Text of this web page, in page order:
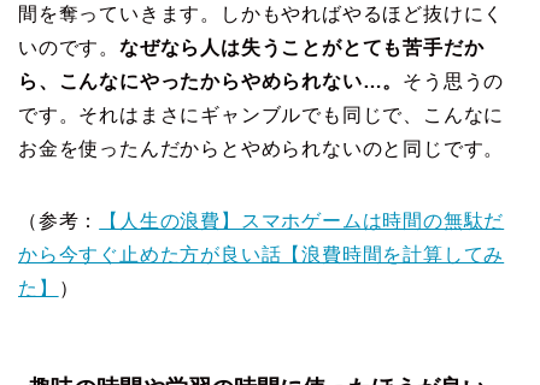
間を奪っていきます。しかもやればやるほど抜けにく
いのです。 なぜなら人は失うことがとても苦手だか
ら、こんなにやったからやめられない…。 そう思うの
です。それはまさにギャンブルでも同じで、こんなに
お金を使ったんだからとやめられないのと同じです。
（参考：
【人生の浪費】スマホゲームは時間の無駄だ
から今すぐ止めた方が良い話【浪費時間を計算してみ
た】
）